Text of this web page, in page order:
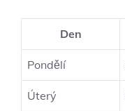
Den
Pondělí
Úterý